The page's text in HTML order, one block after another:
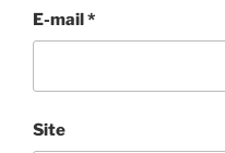
E-mail*
Site